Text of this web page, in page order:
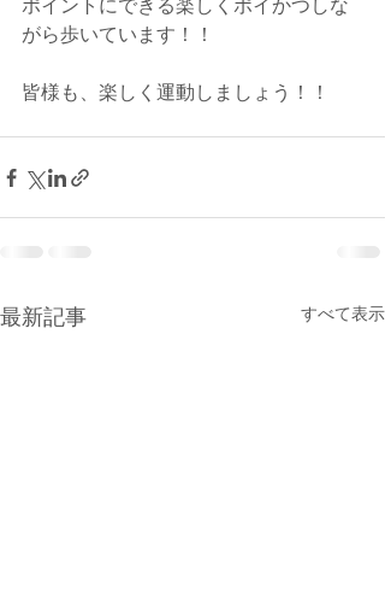
ポイントにできる楽しくポイかつしな
がら歩いています！！
皆様も、楽しく運動しましょう！！
最新記事 すべて表示